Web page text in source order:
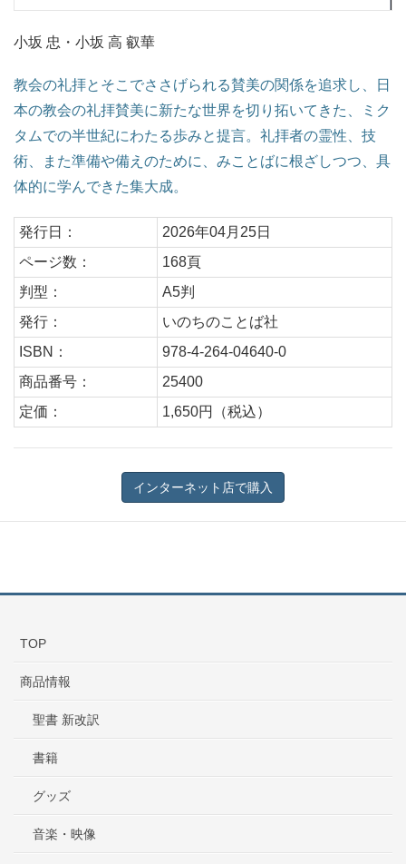
小坂 忠・小坂 高 叡華
教会の礼拝とそこでささげられる賛美の関係を追求し、日
本の教会の礼拝賛美に新たな世界を切り拓いてきた、ミク
タムでの半世紀にわたる歩みと提言。礼拝者の霊性、技
術、また準備や備えのために、みことばに根ざしつつ、具
体的に学んできた集大成。
発行日：
2026年04月25日
ページ数：
168頁
判型：
A5判
発行：
いのちのことば社
ISBN：
978-4-264-04640-0
商品番号：
25400
定価：
1,650円（税込）
TOP
商品情報
聖書 新改訳
書籍
グッズ
音楽・映像